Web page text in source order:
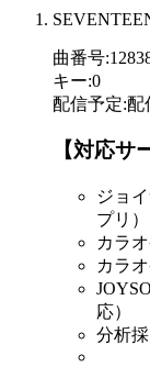
曲番号:
キー:0
配信予定:配
【対応サ
ジョ
プリ）
カラ
カラ
応）
分析